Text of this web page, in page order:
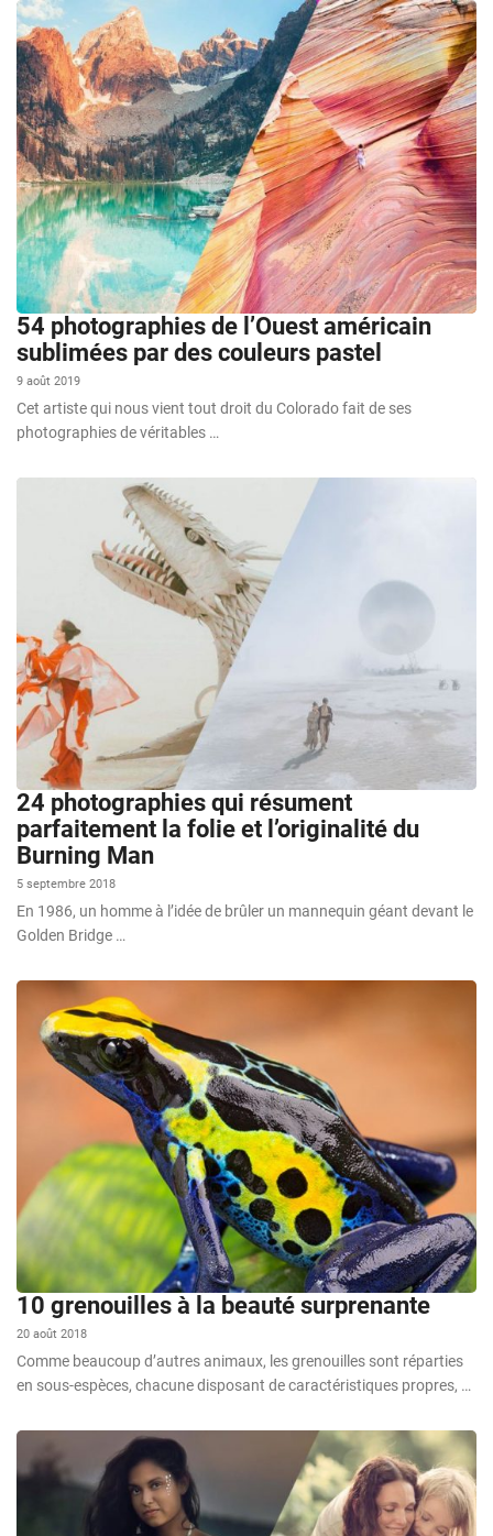
54 photographies de l’Ouest américain
sublimées par des couleurs pastel
9 août 2019
Cet artiste qui nous vient tout droit du Colorado fait de ses
photographies de véritables …
24 photographies qui résument
parfaitement la folie et l’originalité du
Burning Man
5 septembre 2018
En 1986, un homme à l’idée de brûler un mannequin géant devant le
Golden Bridge …
10 grenouilles à la beauté surprenante
20 août 2018
Comme beaucoup d’autres animaux, les grenouilles sont réparties
en sous-espèces, chacune disposant de caractéristiques propres, …